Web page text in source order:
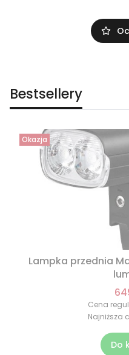
Bestsellery
Okazja
Lampka przednia
Cena
Najniższa
Do